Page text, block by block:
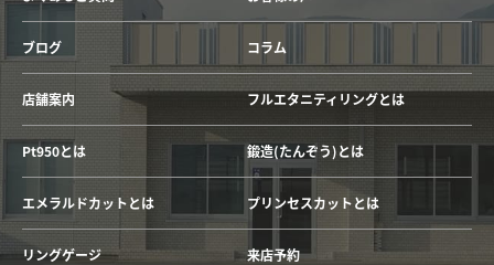
ブログ コラム
店舗案内 フルエタニティリングとは
Pt950とは 鍛造(たんぞう)とは
エメラルドカットとは プリンセスカットとは
リングゲージ
来店予約